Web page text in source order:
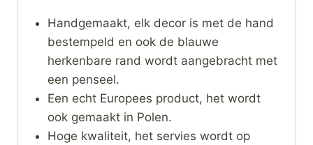
Handgemaakt, elk decor is met de hand
bestempeld en ook de blauwe
herkenbare rand wordt aangebracht met
een penseel.
Een echt Europees product, het wordt
ook gemaakt in Polen.
Hoge kwaliteit, het servies wordt op